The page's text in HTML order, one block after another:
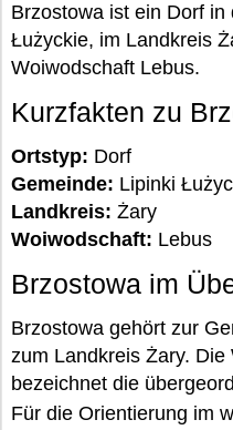
Brzostowa ist ein Dorf
Łużyckie, im Landkreis
Woiwodschaft Lebus.
Kurzfakten zu
Ortstyp: Dorf
Gemeinde: Lipinki
Landkreis: Żary
Woiwodschaft: Lebus
Brzostowa im
Brzostowa gehört zur
zum Landkreis Żary.
bezeichnet die
Für die Orientierung im